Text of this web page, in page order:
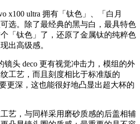
x100 ultra 拥有「钛色」、「白月
选。除了最经典的黑与白，最具特色
「钛色」了，还原了金属钛的纯粹色
出高级感。
镜头 deco 更有视觉冲击力，模组的外
工艺，而且刻度相比于标准版的
更深，这也能很好地凸显出超大杯的
艺，与同样采用磨砂质感的后盖相辅